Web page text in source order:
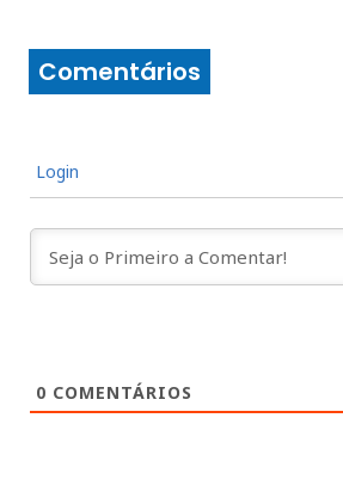
Comentários
Login
0 COMENTÁRIOS